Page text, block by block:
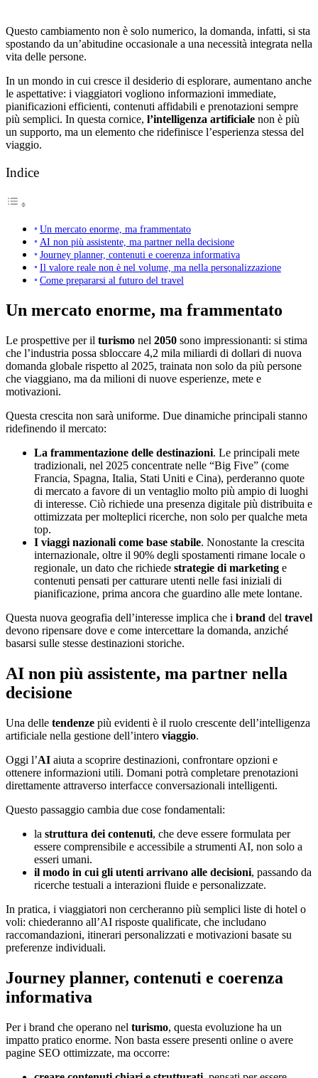
Questo cambiamento non è solo numerico, la domanda, infatti, si sta
spostando da un’abitudine occasionale a una necessità integrata nella
vita delle persone.
In un mondo in cui cresce il desiderio di esplorare, aumentano anche
le aspettative: i viaggiatori vogliono informazioni immediate,
pianificazioni efficienti, contenuti affidabili e prenotazioni sempre
più semplici. In questa cornice, l’intelligenza artificiale non è più
un supporto, ma un elemento che ridefinisce l’esperienza stessa del
viaggio.
Indice
Un mercato enorme, ma frammentato
AI non più assistente, ma partner nella decisione
Journey planner, contenuti e coerenza informativa
Il valore reale non è nel volume, ma nella personalizzazione
Come prepararsi al futuro del travel
Un mercato enorme, ma frammentato
Le prospettive per il turismo nel 2050 sono impressionanti: si stima
che l’industria possa sbloccare 4,2 mila miliardi di dollari di nuova
domanda globale rispetto al 2025, trainata non solo da più persone
che viaggiano, ma da milioni di nuove esperienze, mete e
motivazioni.
Questa crescita non sarà uniforme. Due dinamiche principali stanno
ridefinendo il mercato:
La frammentazione delle destinazioni. Le principali mete
tradizionali, nel 2025 concentrate nelle “Big Five” (come
Francia, Spagna, Italia, Stati Uniti e Cina), perderanno quote
di mercato a favore di un ventaglio molto più ampio di luoghi
di interesse. Ciò richiede una presenza digitale più distribuita e
ottimizzata per molteplici ricerche, non solo per qualche meta
top.
I viaggi nazionali come base stabile. Nonostante la crescita
internazionale, oltre il 90% degli spostamenti rimane locale o
regionale, un dato che richiede strategie di marketing e
contenuti pensati per catturare utenti nelle fasi iniziali di
pianificazione, prima ancora che guardino alle mete lontane.
Questa nuova geografia dell’interesse implica che i brand del travel
devono ripensare dove e come intercettare la domanda, anziché
basarsi sulle stesse destinazioni storiche.
AI non più assistente, ma partner nella
decisione
Una delle tendenze più evidenti è il ruolo crescente dell’intelligenza
artificiale nella gestione dell’intero viaggio.
Oggi l’AI aiuta a scoprire destinazioni, confrontare opzioni e
ottenere informazioni utili. Domani potrà completare prenotazioni
direttamente attraverso interfacce conversazionali intelligenti.
Questo passaggio cambia due cose fondamentali:
la struttura dei contenuti, che deve essere formulata per
essere comprensibile e accessibile a strumenti AI, non solo a
esseri umani.
il modo in cui gli utenti arrivano alle decisioni, passando da
ricerche testuali a interazioni fluide e personalizzate.
In pratica, i viaggiatori non cercheranno più semplici liste di hotel o
voli: chiederanno all’AI risposte qualificate, che includano
raccomandazioni, itinerari personalizzati e motivazioni basate su
preferenze individuali.
Journey planner, contenuti e coerenza
informativa
Per i brand che operano nel turismo, questa evoluzione ha un
impatto pratico enorme. Non basta essere presenti online o avere
pagine SEO ottimizzate, ma occorre: